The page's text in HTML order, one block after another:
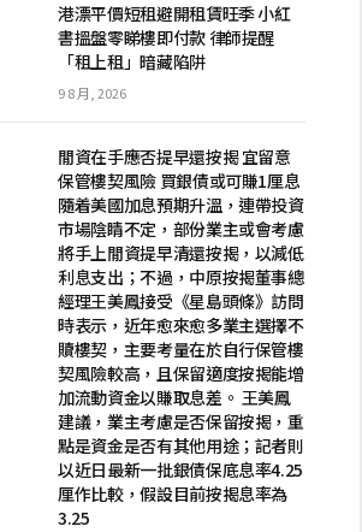
港漂平價短租避開租賃旺季 小紅
書搵盤零睇樓即付款 律師提醒
「租上租」暗藏陷阱
9 8 月, 2026
閒資在手應否提早還按揭 宜留意
保管樓契風險 買銀債或可賺1厘息
隨着美國加息預期升溫，連帶投資
市場陰睛不定，部份業主或會考慮
將手上閒資提早清還按揭，以減低
利息支出；不過，中原按揭董事總
經理王美鳳接受《星島頭條》訪問
時表示，近年愈來愈多業主選擇不
贖樓契，主要考量在於自行保管樓
契風險較高，且保留適度按揭能增
加流動資金以賺取息差。 王美鳳
建議，業主考慮是否保留按揭，重
點是資金是否有其他用途；記者則
以近日最新一批銀債保底息率4.25
厘作比較，假設目前按揭息率為
3.25